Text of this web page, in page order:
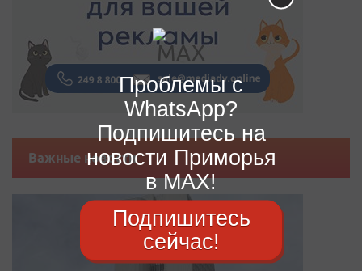
Важные новости
Проблемы с
WhatsApp?
Подпишитесь на
новости Приморья
в MAX!
Подпишитесь
сейчас!